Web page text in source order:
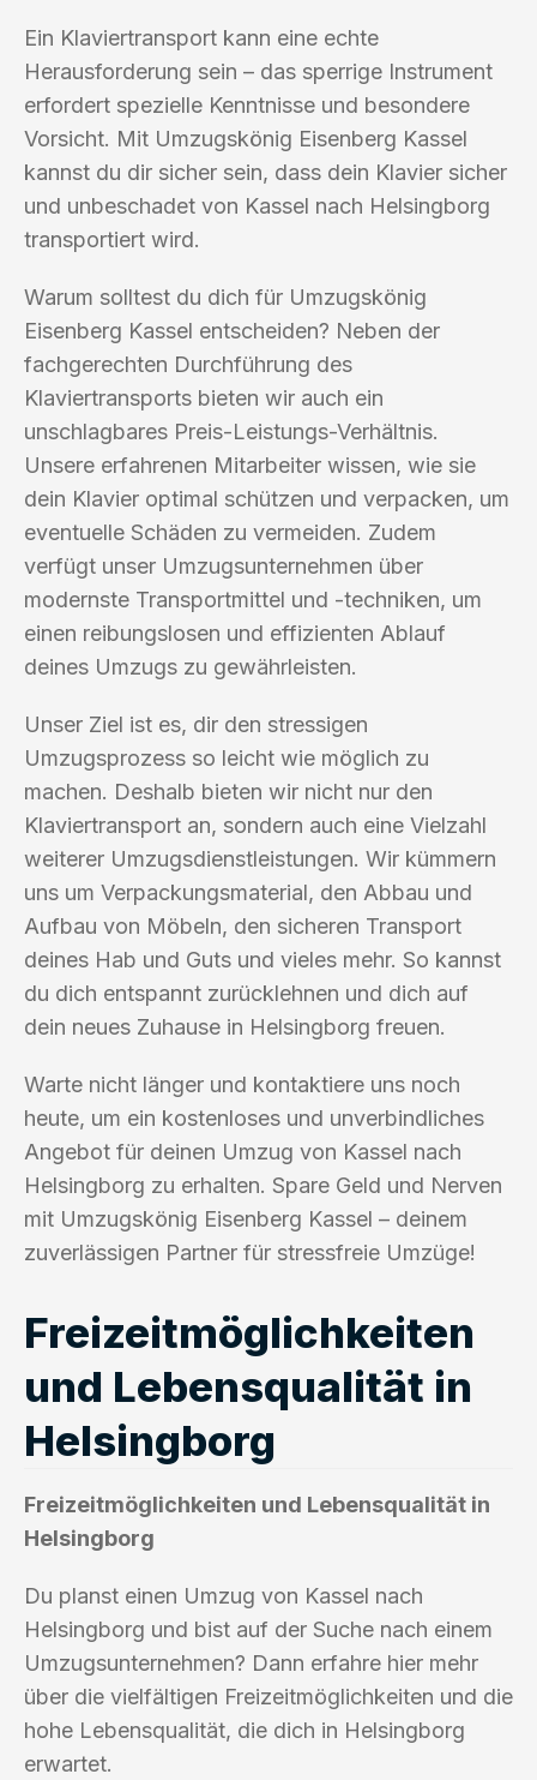
Ein Klaviertransport kann eine echte
Herausforderung sein – das sperrige Instrument
erfordert spezielle Kenntnisse und besondere
Vorsicht. Mit Umzugskönig Eisenberg Kassel
kannst du dir sicher sein, dass dein Klavier sicher
und unbeschadet von Kassel nach Helsingborg
transportiert wird.
Warum solltest du dich für Umzugskönig
Eisenberg Kassel entscheiden? Neben der
fachgerechten Durchführung des
Klaviertransports bieten wir auch ein
unschlagbares Preis-Leistungs-Verhältnis.
Unsere erfahrenen Mitarbeiter wissen, wie sie
dein Klavier optimal schützen und verpacken, um
eventuelle Schäden zu vermeiden. Zudem
verfügt unser Umzugsunternehmen über
modernste Transportmittel und -techniken, um
einen reibungslosen und effizienten Ablauf
deines Umzugs zu gewährleisten.
Unser Ziel ist es, dir den stressigen
Umzugsprozess so leicht wie möglich zu
machen. Deshalb bieten wir nicht nur den
Klaviertransport an, sondern auch eine Vielzahl
weiterer Umzugsdienstleistungen. Wir kümmern
uns um Verpackungsmaterial, den Abbau und
Aufbau von Möbeln, den sicheren Transport
deines Hab und Guts und vieles mehr. So kannst
du dich entspannt zurücklehnen und dich auf
dein neues Zuhause in Helsingborg freuen.
Warte nicht länger und kontaktiere uns noch
heute, um ein kostenloses und unverbindliches
Angebot für deinen Umzug von Kassel nach
Helsingborg zu erhalten. Spare Geld und Nerven
mit Umzugskönig Eisenberg Kassel – deinem
zuverlässigen Partner für stressfreie Umzüge!
Freizeitmöglichkeiten
und Lebensqualität in
Helsingborg
Freizeitmöglichkeiten und Lebensqualität in
Helsingborg
Du planst einen Umzug von Kassel nach
Helsingborg und bist auf der Suche nach einem
Umzugsunternehmen? Dann erfahre hier mehr
über die vielfältigen Freizeitmöglichkeiten und die
hohe Lebensqualität, die dich in Helsingborg
erwartet.